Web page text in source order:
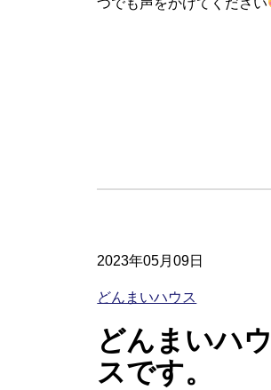
2023年05月09日
どんまいハウス
どんまいハウ
スです。